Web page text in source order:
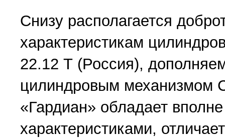
Снизу располагается
характеристикам
22.12 Т (Россия),
цилиндровым механизмом
«Гардиан» обладает
характеристиками,